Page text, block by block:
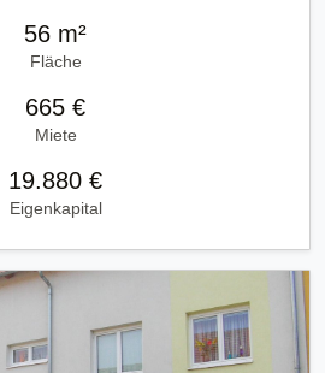
56 m²
Fläche
665 €
Miete
19.880 €
Eigenkapital